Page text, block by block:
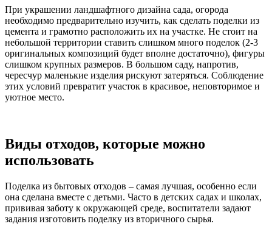
При украшении ландшафтного дизайна сада, огорода
необходимо предварительно изучить, как сделать поделки из
цемента и грамотно расположить их на участке. Не стоит на
небольшой территории ставить слишком много поделок (2-3
оригинальных композиций будет вполне достаточно), фигуры
слишком крупных размеров. В большом саду, напротив,
чересчур маленькие изделия рискуют затеряться. Соблюдение
этих условий превратит участок в красивое, неповторимое и
уютное место.
Виды отходов, которые можно
использовать
Поделка из бытовых отходов – самая лучшая, особенно если
она сделана вместе с детьми. Часто в детских садах и школах,
прививая заботу к окружающей среде, воспитатели задают
задания изготовить поделку из вторичного сырья.